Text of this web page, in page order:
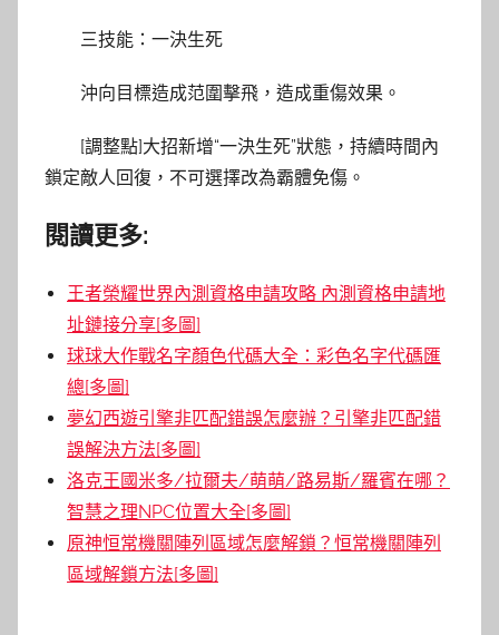
三技能：一決生死
沖向目標造成范圍擊飛，造成重傷效果。
[調整點]大招新增“一決生死”狀態，持續時間內
鎖定敵人回復，不可選擇改為霸體免傷。
閱讀更多:
王者榮耀世界內測資格申請攻略 內測資格申請地
址鏈接分享[多圖]
球球大作戰名字顏色代碼大全：彩色名字代碼匯
總[多圖]
夢幻西遊引擎非匹配錯誤怎麼辦？引擎非匹配錯
誤解決方法[多圖]
洛克王國米多/拉爾夫/萌萌/路易斯/羅賓在哪？
智慧之理NPC位置大全[多圖]
原神恒常機關陣列區域怎麼解鎖？恒常機關陣列
區域解鎖方法[多圖]